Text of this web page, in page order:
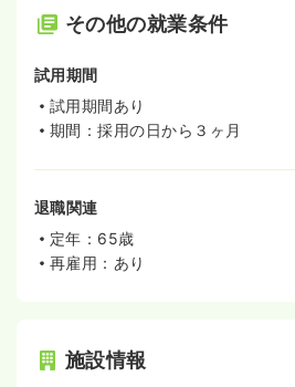
その他の就業条件
試用期間
試用期間あり
期間：採用の日から３ヶ月
退職関連
定年：65歳
再雇用：あり
施設情報